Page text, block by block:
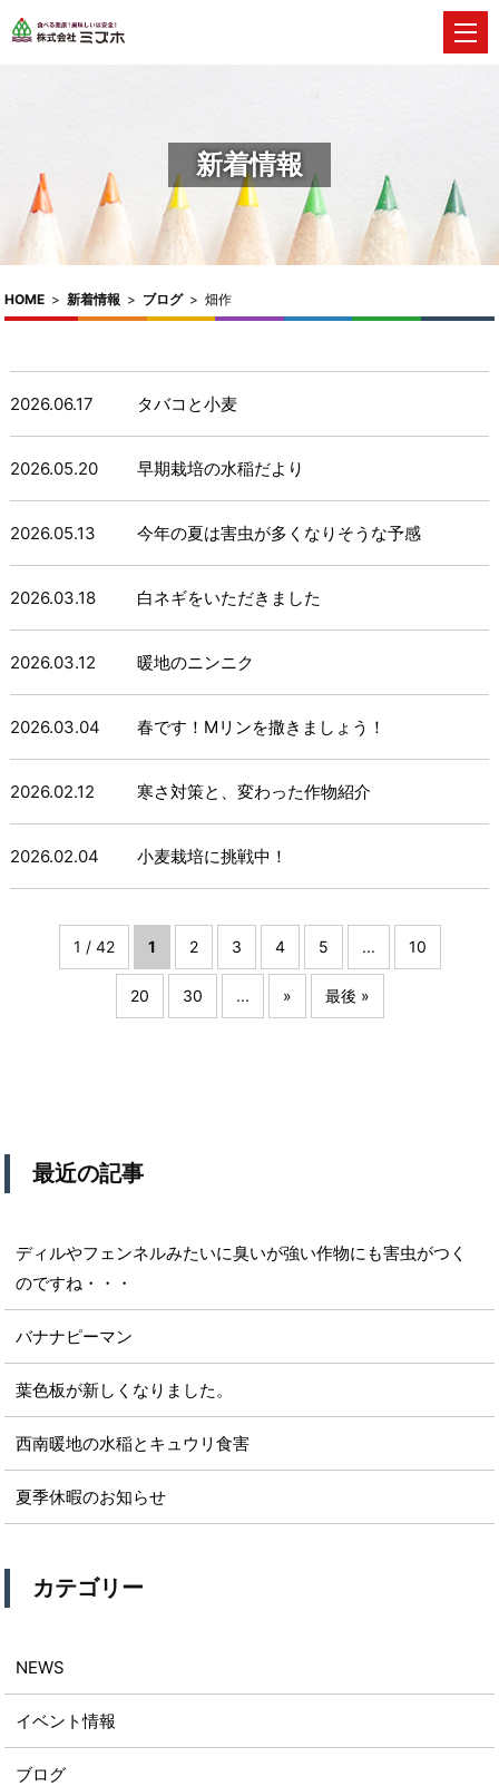
新着情報
HOME > 新着情報 > ブログ> 畑作
2026.06.17 タバコと小麦
2026.05.20 早期栽培の水稲だより
2026.05.13 今年の夏は害虫が多くなりそうな予感
2026.03.18 白ネギをいただきました
2026.03.12 暖地のニンニク
2026.03.04 春です！Mリンを撒きましょう！
2026.02.12 寒さ対策と、変わった作物紹介
2026.02.04 小麦栽培に挑戦中！
1 / 42 1 2 3 4 5 ... 10
20 30 ... » 最後 »
最近の記事
ディルやフェンネルみたいに臭いが強い作物にも害虫がつく
のですね・・・
バナナピーマン
葉色板が新しくなりました。
西南暖地の水稲とキュウリ食害
夏季休暇のお知らせ
カテゴリー
NEWS
イベント情報
ブログ